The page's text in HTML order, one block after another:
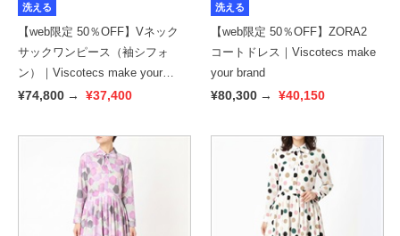
洗える
【web限定 50％OFF】Vネック
サックワンピース（袖シフォ
ン）｜Viscotecs make your
brand
¥74,800 → ¥37,400
洗える
【web限定 50％OFF】ZORA2
コートドレス｜Viscotecs make
your brand
¥80,300 → ¥40,150